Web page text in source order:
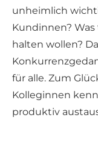
unheimlich
Kundinnen?
halten wollen?
für alle. Zum
Kolleginnen
produktiv